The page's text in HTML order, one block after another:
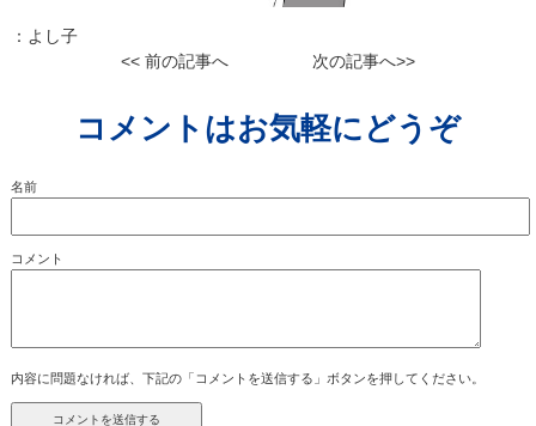
： よし子
<< 前の記事へ
次の記事へ>>
コメントはお気軽にどうぞ
名前
コメント
内容に問題なければ、下記の「コメントを送信する」ボタンを押してください。